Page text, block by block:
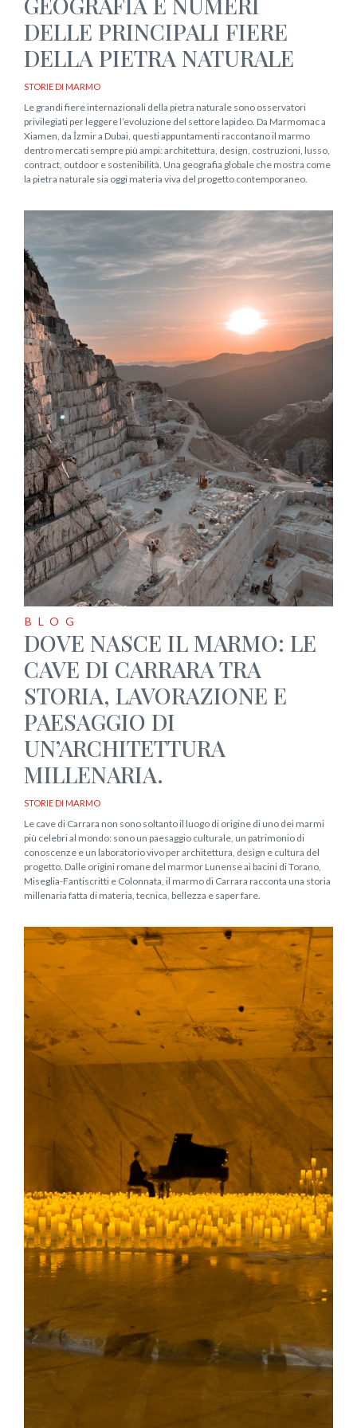
DELLE PRINCIPALI FIERE
DELLA PIETRA NATURALE
STORIE DI MARMO
Le grandi fiere internazionali della pietra naturale sono osservatori
privilegiati per leggere l’evoluzione del settore lapideo. Da Marmomac a
Xiamen, da İzmir a Dubai, questi appuntamenti raccontano il marmo
dentro mercati sempre più ampi: architettura, design, costruzioni, lusso,
contract, outdoor e sostenibilità. Una geografia globale che mostra come
la pietra naturale sia oggi materia viva del progetto contemporaneo.
BLOG
DOVE NASCE IL MARMO: LE
CAVE DI CARRARA TRA
STORIA, LAVORAZIONE E
PAESAGGIO DI
UN’ARCHITETTURA
MILLENARIA.
STORIE DI MARMO
Le cave di Carrara non sono soltanto il luogo di origine di uno dei marmi
più celebri al mondo: sono un paesaggio culturale, un patrimonio di
conoscenze e un laboratorio vivo per architettura, design e cultura del
progetto. Dalle origini romane del marmor Lunense ai bacini di Torano,
Miseglia-Fantiscritti e Colonnata, il marmo di Carrara racconta una storia
millenaria fatta di materia, tecnica, bellezza e saper fare.